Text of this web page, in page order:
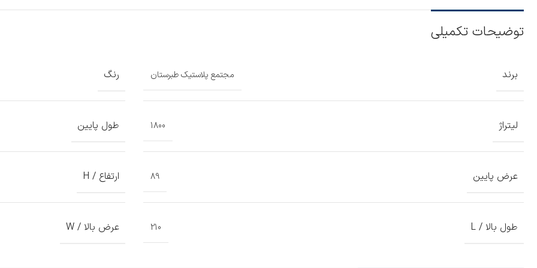
توضیحات تکمیلی
برند مجتمع پلاستیک طبرستان رنگ
لیتراژ 1800 طول پایین
عرض پایین 89 ارتفاع / H
طول بالا / L 210 عرض بالا / W